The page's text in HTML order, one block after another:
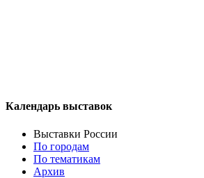
Календарь выставок
Выставки России
По городам
По тематикам
Архив